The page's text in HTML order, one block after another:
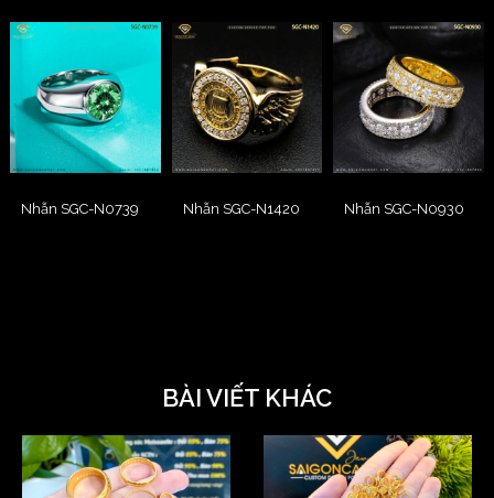
Nhẫn SGC-N0739 Nhẫn SGC-N1420 Nhẫn SGC-N0930
BÀI VIẾT KHÁC